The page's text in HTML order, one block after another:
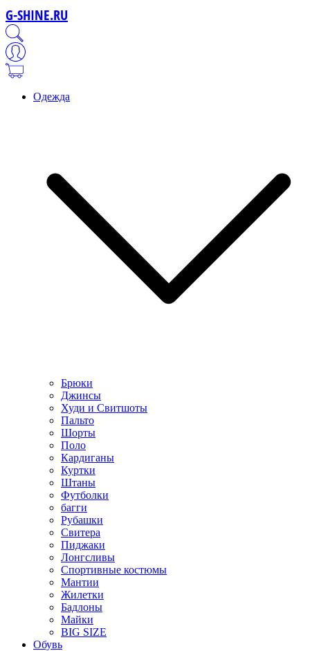
G-SHINE.RU
Одежда
Брюки
Джинсы
Худи и Свитшоты
Пальто
Шорты
Поло
Кардиганы
Куртки
Штаны
Футболки
багги
Рубашки
Свитера
Пиджаки
Лонгсливы
Спортивные костюмы
Мантии
Жилетки
Бадлоны
Майки
BIG SIZE
Обувь